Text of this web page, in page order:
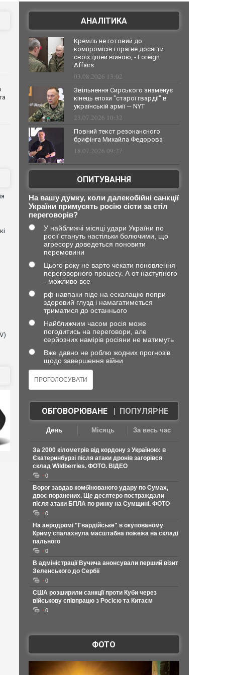
АНАЛІТИКА
Кремль не готовий до
компромісів і прагне досягти
своїх цілей війною, - Foreign
Affairs
03.08.2026 13:02
Звільнення Сирського знаменує
кінець епохи "старої гвардії" в
українській армії — NYT
23.07.2026 10:32
Повний текст резонансного
брифінга Михайла Федорова
18.07.2026 09:27
ОПИТУВАННЯ
На вашу думку, коли далекобійні санкції
України примусять росію сісти за стіл
переговорів?
У найближчі місяці удари України по
росії стануть настільки болючими, що
агресору доведеться поновити
перемовини
Цього року не варто чекати поновлення
переговорного процесу. А от наступного
- можливо все
рф навпаки піде на ескалацію попри
здоровий глузд і намагатиметься
триматися до останнього
Найближчим часом росія може
погодитись на переговори, але
серйозних намірів росіяни не матимуть
Вже давно не роблю жодних прогнозів
щодо завершення війни
ОБГОВОРЮВАНЕ| ПОПУЛЯРНЕ
День Місяць За весь час
За 2000 кілометрів від кордону з Україною: в
Єкатеринбурзі після атаки дронів загорівся
склад Wildberries. ФОТО. ВІДЕО
0
Ворог завдав комбінованого удару по Сумах,
двоє поранених. Ще десятеро постраждали
після атаки БПЛА по ринку на Сумщині. ФОТО
0
На аеродромі "Гвардійське" в окупованому
Криму спалахнула масштабна пожежа на складі
пального
0
В адміністрації Вучича анонсували перший візит
Зеленського до Сербії
0
США розширили санкції проти Куби через
військову співпрацю з Росією та Китаєм
0
ФОТО